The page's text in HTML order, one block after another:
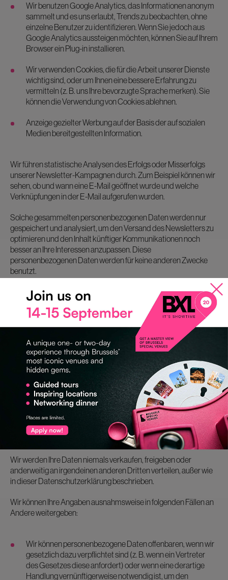
Wir benutzen Google Analytics, das Informationen anonym
sammelt und es uns erlaubt, Trends zu beobachten, ohne
einzelne Benutzer zu identifizieren. Wenn Sie jedoch aus
Google Analytics aussteigen möchten, können Sie auf Ihrem
Browser ein Plug-in installieren.
Wir verwenden Cookies, die für die Arbeit unserer Dienste
wichtig sind, oder um Ihnen eine bessere Erfahrung zu
vermitteln (z. B. uns Ihre bevorzugte Sprache merken). Sie
können die Verwendung von Cookies ablehnen.
Anzeige gezielter Werbung auf der Basis der auf sozialen
Medien bereitgestellten Information.
Wir führen statistische Analysen des Erfolgs oder Misserfolgs
unserer Newsletter-Kampagnen durch. Zum Beispiel können wir
sehen, ob und wann eine E-Mail geöffnet wurde und welche
Verknüpfungen in der E-Mail aufgerufen wurden.
Solche gesammelten personenbezogenen Daten werden nur
gespeichert und analysiert, um den Versand des Newsletters zu
optimieren und den Inhalt künftiger Kommunikationen noch
besser an Ihre Interessen anzupassen. Diese
personenbezogenen Daten werden für keine anderen Zwecke
benutzt.
WIE LANG SPEICHERN WIR IHRE DATEN
Ihre Daten werden 4 Jahre lang gespeichert. Sie können auch
jederzeit verlangen, dass Ihr Konto gelöscht wird, oder es selbst
löschen (siehe Art. „AUSSTEIGEN UND ABMELDEN“).
WER KANN AUF IHRE DATEN ZUGREIFEN?
WELCHE DATEN WERDEN FREIGEGEBEN?
Wir werden Ihre Daten niemals verkaufen, freigeben oder
anderweitig an irgendeinen anderen Dritten verteilen, außer wie
in dieser Datenschutzerklärung beschrieben.
Wir können Ihre Angaben ausnahmsweise in folgenden Fällen an
Andere weitergeben:
Wir können personenbezogene Daten offenbaren, wenn wir
gesetzlich dazu verpflichtet sind (z. B. wenn ein Vertreter
des Gesetzes diese anfordert) oder wenn eine derartige
Handlung vernünftigerweise notwendig ist, um den